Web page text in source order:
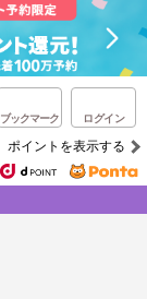
ブックマーク ログイン
ポイントを表示する